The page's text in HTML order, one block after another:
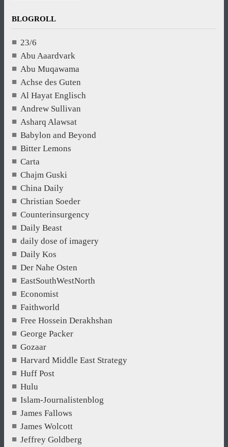
BLOGROLL
23/6
Abu Aaardvark
Abu Muqawama
Achse des Guten
Al Hayat Englisch
Andrew Sullivan
Asharq Alawsat
Babylon and Beyond
Bitter Lemons
Carta
Chajm Guski
China Daily
Christian Soeder
Counterinsurgency
Daily Beast
daily dose of imagery
Daily Kos
Der Nahe Osten
EastSouthWestNorth
Economist
Faithworld
Free Hossein Derakhshan
George Packer
Gozaar
Harvard Middle East Strategy
Huff Post
Hulu
Islam-Journalistenblog
James Fallows
James Wolcott
Jeffrey Goldberg